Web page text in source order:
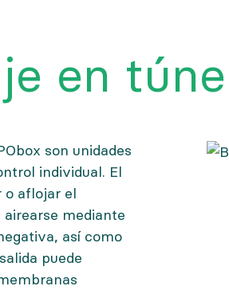
en
son unidades
individual. El
o aflojar el
airearse mediante
así como
puede